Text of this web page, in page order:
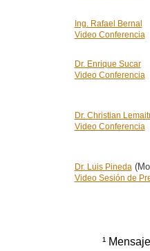
Ing. Rafael Bernal
Video Conferencia
Dr. Enrique Sucar
Video Conferencia
Dr. Christian
Video Conferencia
Dr. Luis Pineda
Video Sesión de
¹